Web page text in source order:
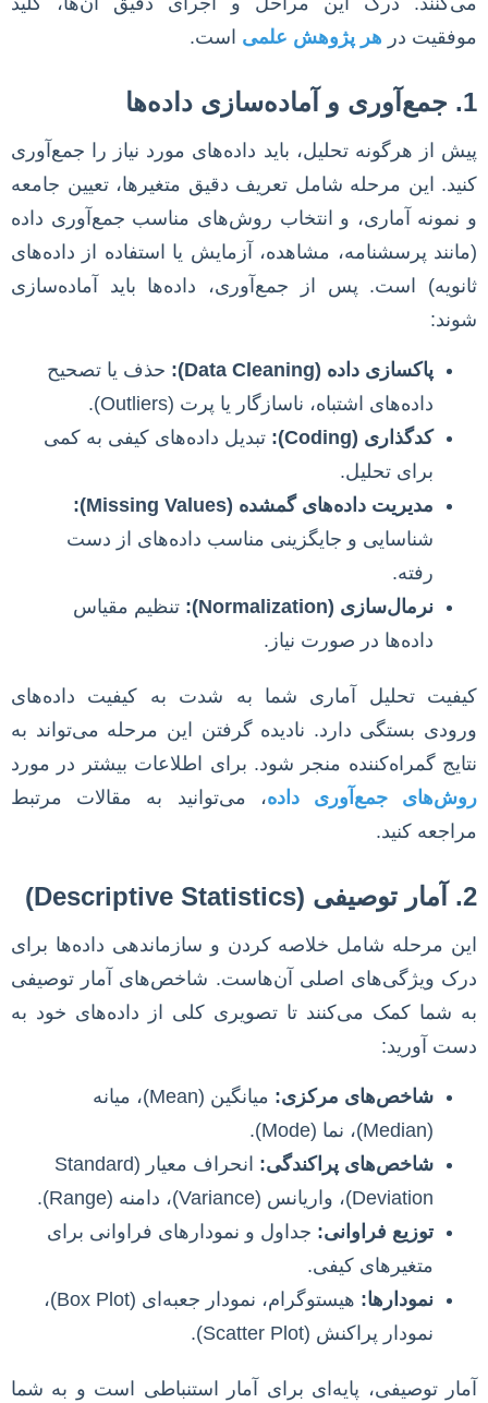
موفقیت در هر پژوهش علمی است.
1. جمع‌آوری و آماده‌سازی داده‌ها
پیش از هرگونه تحلیل، باید داده‌های مورد نیاز را جمع‌آوری
کنید. این مرحله شامل تعریف دقیق متغیرها، تعیین جامعه
و نمونه آماری، و انتخاب روش‌های مناسب جمع‌آوری داده
(مانند پرسشنامه، مشاهده، آزمایش یا استفاده از داده‌های
ثانویه) است. پس از جمع‌آوری، داده‌ها باید آماده‌سازی
شوند:
پاکسازی داده (Data Cleaning):
حذف یا تصحیح
داده‌های اشتباه، ناسازگار یا پرت (Outliers).
کدگذاری (Coding):
تبدیل داده‌های کیفی به کمی
برای تحلیل.
مدیریت داده‌های گمشده (Missing Values):
شناسایی و جایگزینی مناسب داده‌های از دست
رفته.
نرمال‌سازی (Normalization):
تنظیم مقیاس
داده‌ها در صورت نیاز.
کیفیت تحلیل آماری شما به شدت به کیفیت داده‌های
ورودی بستگی دارد. نادیده گرفتن این مرحله می‌تواند به
نتایج گمراه‌کننده منجر شود. برای اطلاعات بیشتر در مورد
روش‌های جمع‌آوری داده، می‌توانید به مقالات مرتبط
مراجعه کنید.
2. آمار توصیفی (Descriptive Statistics)
این مرحله شامل خلاصه کردن و سازماندهی داده‌ها برای
درک ویژگی‌های اصلی آن‌هاست. شاخص‌های آمار توصیفی
به شما کمک می‌کنند تا تصویری کلی از داده‌های خود به
دست آورید:
شاخص‌های مرکزی:
میانگین (Mean)، میانه
(Median)، نما (Mode).
شاخص‌های پراکندگی:
انحراف معیار (Standard
Deviation)، واریانس (Variance)، دامنه (Range).
توزیع فراوانی: جداول و نمودارهای فراوانی برای
متغیرهای کیفی.
نمودارها:
هیستوگرام، نمودار جعبه‌ای (Box Plot)،
نمودار پراکنش (Scatter Plot).
آمار توصیفی، پایه‌ای برای آمار استنباطی است و به شما